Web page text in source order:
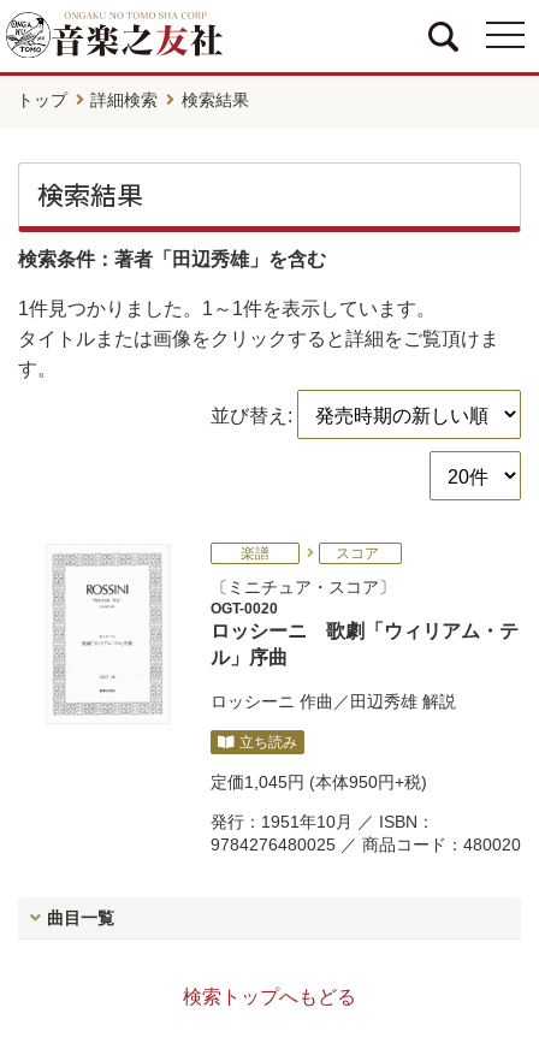
トップ 詳細検索 検索結果
検索結果
検索条件：著者「田辺秀雄」を含む
1件見つかりました。 1～1件を表示しています。
タイトルまたは画像をクリックすると詳細をご覧頂けま
す。
並び替え:
楽譜 スコア
ミニチュア・スコア
OGT-0020
ロッシーニ 歌劇「ウィリアム・テ
ル」序曲
ロッシーニ 作曲／ 田辺秀雄 解説
立ち読み
定価1,045円 (本体950円+税)
発行：1951年10月 ／ ISBN：
9784276480025 ／ 商品コード：480020
曲目一覧
検索トップへもどる